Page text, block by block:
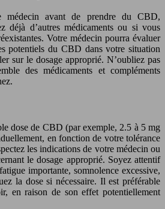
médecin avant de prendre du CBD,
déjà d’autres médicaments ou si vous
Votre médecin pourra évaluer
potentiels du CBD dans votre situation
sur le dosage approprié. N’oubliez pas
des médicaments et compléments
dose de CBD (par exemple, 2.5 à 5 mg
en fonction de votre tolérance
les indications de votre médecin ou
le dosage approprié. Soyez attentif
importante, somnolence excessive,
la dose si nécessaire. Il est préférable
en raison de son effet potentiellement